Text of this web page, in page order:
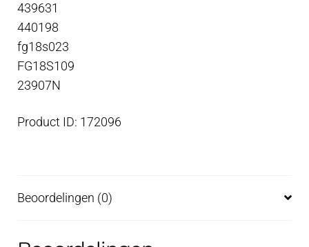
439631
440198
fg18s023
FG18S109
23907N
Product ID: 172096
Beoordelingen (0)